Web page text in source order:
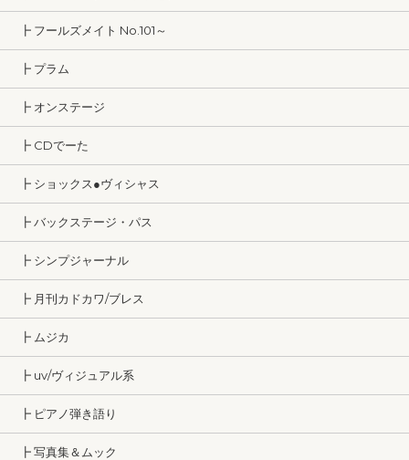
┣ フールズメイト No.101～
┣ プラム
┣ オンステージ
┣ CDでーた
┣ ショックス●ヴィシャス
┣ バックステージ・パス
┣ シンプジャーナル
┣ 月刊カドカワ/ブレス
┣ ムジカ
┣ uv/ヴィジュアル系
┣ ピアノ弾き語り
┣ 写真集＆ムック